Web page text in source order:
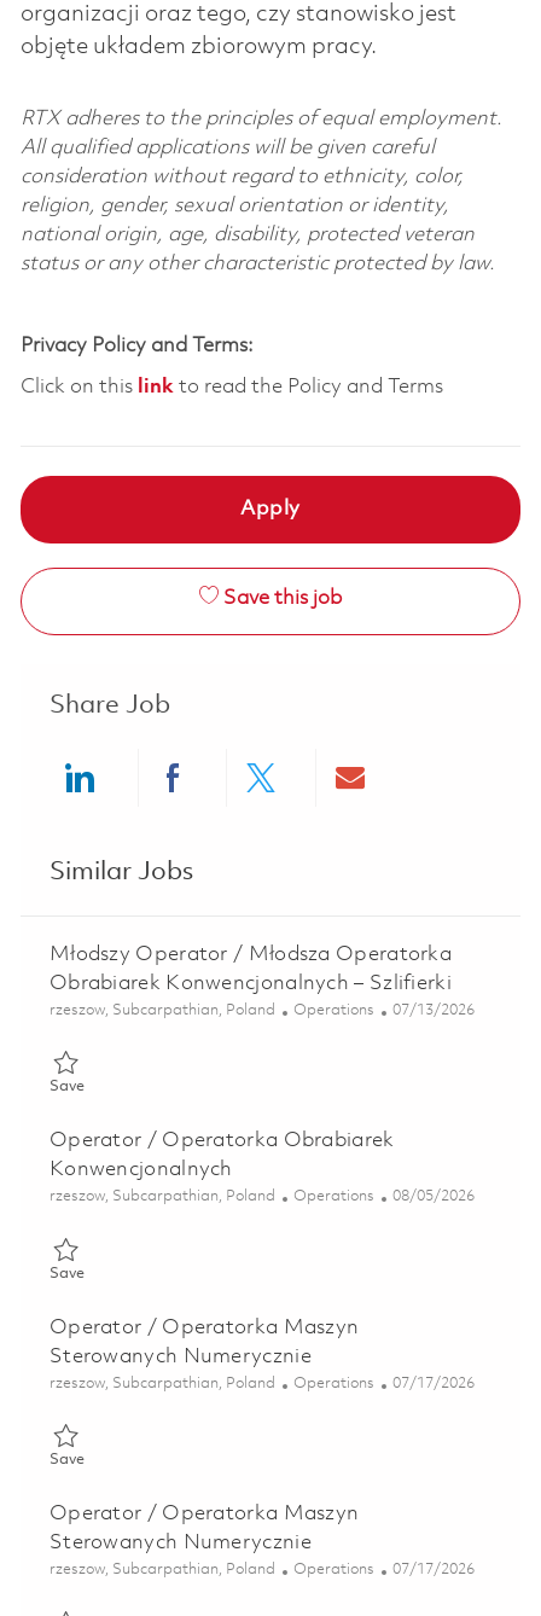
organizacji oraz tego, czy stanowisko jest
objęte układem zbiorowym pracy.
RTX adheres to the principles of equal employment.
All qualified applications will be given careful
consideration without regard to ethnicity, color,
religion, gender, sexual orientation or identity,
national origin, age, disability, protected veteran
status or any other characteristic protected by law.
Privacy Policy and Terms:
Click on this linkto read the Policy and Terms
Apply
Save this job
Share Job
Similar Jobs
Młodszy Operator / Młodsza Operatorka
Obrabiarek Konwencjonalnych – Szlifierki
Location
rzeszow, Subcarpathian, Poland Category
Operations Posted Date
07/13/2026
SaveSave Młodszy Operator / Młodsza Operatorka Obrabiarek
Operator / Operatorka Obrabiarek
Konwencjonalnych
Location
rzeszow, Subcarpathian, Poland Category
Operations Posted Date
08/05/2026
SaveSave Operator / Operatorka Obrabiarek Konwencjonalnych
Operator / Operatorka Maszyn
Sterowanych Numerycznie
Location
rzeszow, Subcarpathian, Poland Category
Operations Posted Date
07/17/2026
SaveSave Operator / Operatorka Maszyn Sterowanych
Operator / Operatorka Maszyn
Sterowanych Numerycznie
Location
rzeszow, Subcarpathian, Poland Category
Operations Posted Date
07/17/2026